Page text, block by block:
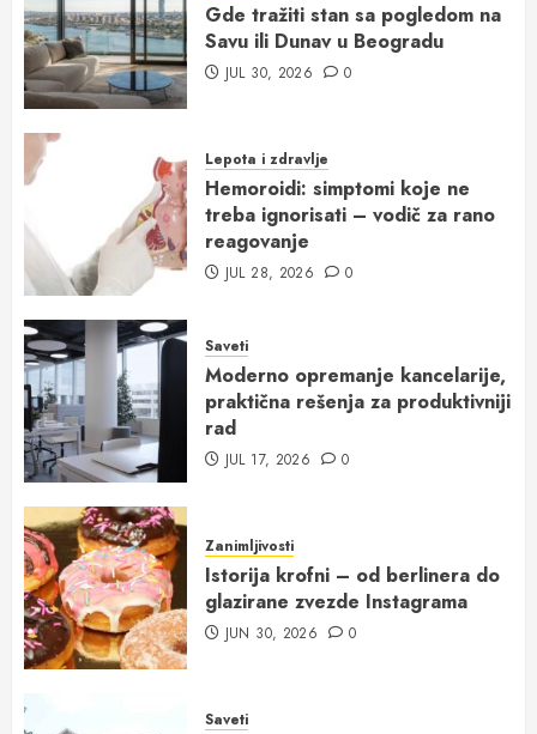
Gde tražiti stan sa pogledom na
Savu ili Dunav u Beogradu
JUL 30, 2026 0
Lepota i zdravlje
Hemoroidi: simptomi koje ne
treba ignorisati – vodič za rano
reagovanje
JUL 28, 2026 0
Saveti
Moderno opremanje kancelarije,
praktična rešenja za produktivniji
rad
JUL 17, 2026 0
Zanimljivosti
Istorija krofni – od berlinera do
glazirane zvezde Instagrama
JUN 30, 2026 0
Saveti